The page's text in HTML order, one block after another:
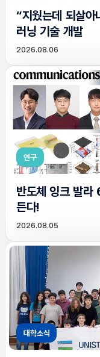
“지웠는데 되살
러닝 기술 개발
2026.08.06
연구
반도체 잉크 발라
든다!
2026.08.05
대학소식